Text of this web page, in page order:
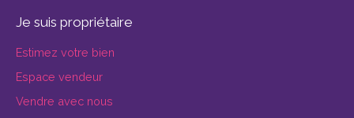
Je suis propriétaire
Estimez votre bien
Espace vendeur
Vendre avec nous